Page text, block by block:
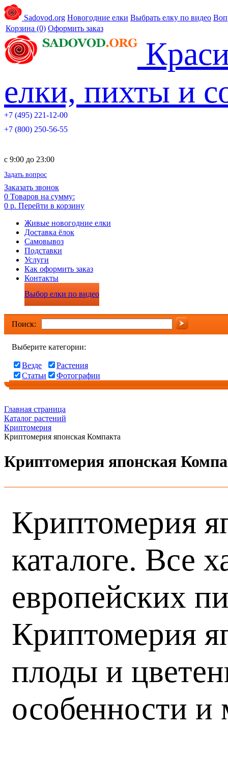
Sadovod.org Новогодние елки Выбрать елку по видео
Корзина (0) Оформить заказ
елки, пихты и
+7 (495) 221-12-00
+7 (800) 250-56-55
c 9:00 до 23:00
Задать вопрос
Заказать звонок
0 Товаров на сумму:
0 р. Перейти в корзину
Живые новогодние елки
Доставка ёлок
Самовывоз
Подставки
Услуги
Как оформить заказ
Контакты
Выбор елки по видео
Поиск:
Выберите категории:
Везде
Растения
Статьи
Фотографии
Главная страница
Каталог растений
Криптомерия
Криптомерия японская Компакта
Криптомерия японская
Криптомерия
каталоге. Все
европейских
Криптомерия
плоды и
особенности и